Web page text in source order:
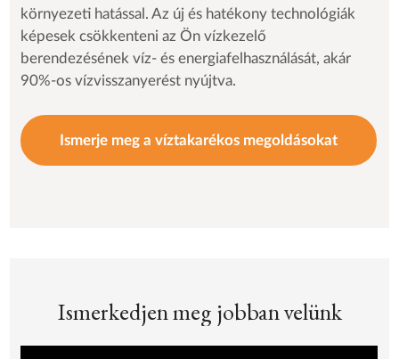
környezeti hatással. Az új és hatékony technológiák
képesek csökkenteni az Ön vízkezelő
berendezésének víz- és energiafelhasználását, akár
90%-os vízvisszanyerést nyújtva.
Ismerje meg a víztakarékos megoldásokat
Ismerkedjen meg jobban velünk